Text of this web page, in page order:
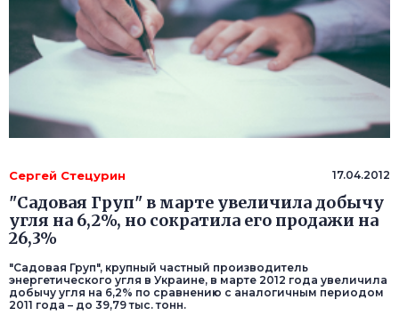
Сергей Стецурин 17.04.2012
"Садовая Груп" в марте увеличила добычу
угля на 6,2%, но сократила его продажи на
26,3%
"Садовая Груп", крупный частный производитель
энергетического угля в Украине, в марте 2012 года увеличила
добычу угля на 6,2% по сравнению с аналогичным периодом
2011 года – до 39,79 тыс. тонн.